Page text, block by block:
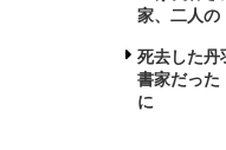
家、二人の
死去した丹
書家だっ
に